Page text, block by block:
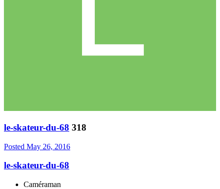
le-skateur-du-68 318
Posted May 26, 2016
le-skateur-du-68
Caméraman